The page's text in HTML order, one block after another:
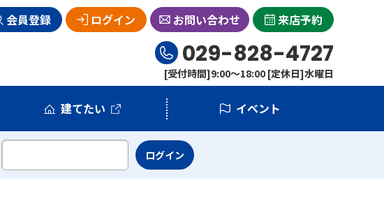
会員登録 ログイン お問い合わせ 来店予約
029-828-4727
[受付時間]9:00～18:00 [定休日]水曜日
建てたい イベント